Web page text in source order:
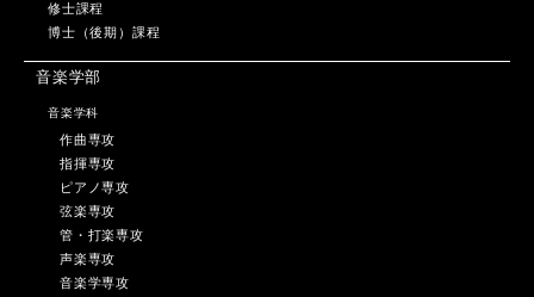
修士課程
博士（後期）課程
音楽学部
音楽学科
作曲専攻
指揮専攻
ピアノ専攻
弦楽専攻
管・打楽専攻
声楽専攻
音楽学専攻